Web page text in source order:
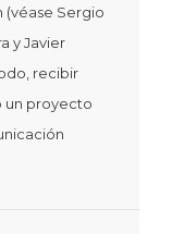
(véase Sergio
y Javier
recibir
un proyecto